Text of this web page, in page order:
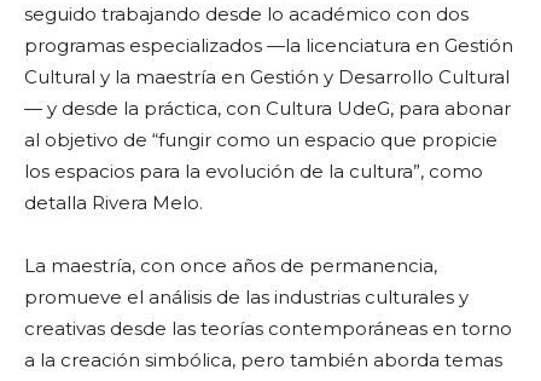
seguido trabajando desde lo académico con dos
programas especializados —la licenciatura en Gestión
Cultural y la maestría en Gestión y Desarrollo Cultural
— y desde la práctica, con Cultura UdeG, para abonar
al objetivo de “fungir como un espacio que propicie
los espacios para la evolución de la cultura”, como
detalla Rivera Melo.
La maestría, con once años de permanencia,
promueve el análisis de las industrias culturales y
creativas desde las teorías contemporáneas en torno
a la creación simbólica, pero también aborda temas